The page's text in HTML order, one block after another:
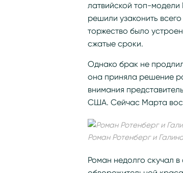
латвийской топ-
решили узаконить
торжество было
сжатые сроки.
Однако брак не
она приняла решение
внимания
США. Сейчас Марта
Роман Ротенберг и
Роман недолго скучал